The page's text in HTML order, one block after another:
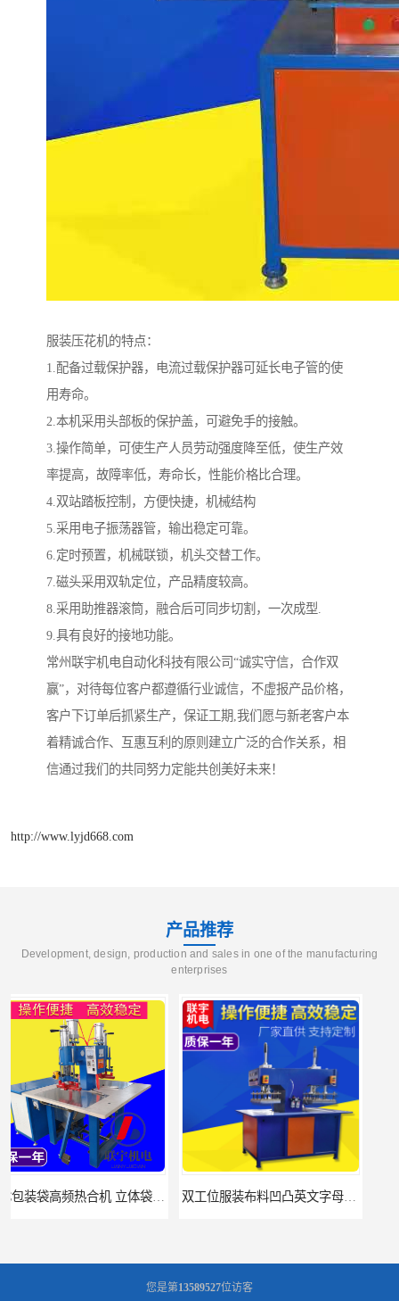
服装压花机的特点：
1.配备过载保护器，电流过载保护器可延长电子管的使
用寿命。
2.本机采用头部板的保护盖，可避免手的接触。
3.操作简单，可使生产人员劳动强度降至低，使生产效
率提高，故障率低，寿命长，性能价格比合理。
4.双站踏板控制，方便快捷，机械结构
5.采用电子振荡器管，输出稳定可靠。
6.定时预置，机械联锁，机头交替工作。
7.磁头采用双轨定位，产品精度较高。
8.采用助推器滚筒，融合后可同步切割，一次成型.
9.具有良好的接地功能。
常州联宇机电自动化科技有限公司“诚实守信，合作双
赢”，对待每位客户都遵循行业诚信，不虚报产品价格，
客户下订单后抓紧生产，保证工期,我们愿与新老客户本
着精诚合作、互惠互利的原则建立广泛的合作关系，相
信通过我们的共同努力定能共创美好未来！
http://www.lyjd668.com
产品推荐
Development, design, production and sales in one of the manufacturing
enterprises
双工位服装布料凹凸英文字母压字机找联宇制造厂
您是第13589527位访客